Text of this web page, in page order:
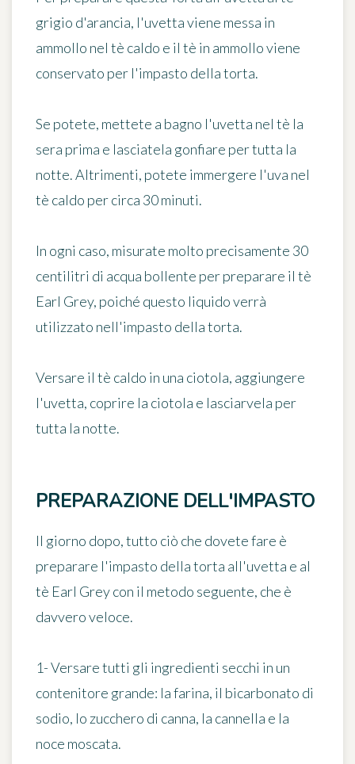
grigio d'arancia, l'uvetta viene messa in
ammollo nel tè caldo e il tè in ammollo viene
conservato per l'impasto della torta.
Se potete, mettete a bagno l'uvetta nel tè la
sera prima e lasciatela gonfiare per tutta la
notte. Altrimenti, potete immergere l'uva nel
tè caldo per circa 30 minuti.
In ogni caso, misurate molto precisamente 30
centilitri di acqua bollente per preparare il tè
Earl Grey, poiché questo liquido verrà
utilizzato nell'impasto della torta.
Versare il tè caldo in una ciotola, aggiungere
l'uvetta, coprire la ciotola e lasciarvela per
tutta la notte.
PREPARAZIONE DELL'IMPASTO
Il giorno dopo, tutto ciò che dovete fare è
preparare l'impasto della torta all'uvetta e al
tè Earl Grey con il metodo seguente, che è
davvero veloce.
1- Versare tutti gli ingredienti secchi in un
contenitore grande: la farina, il bicarbonato di
sodio, lo zucchero di canna, la cannella e la
noce moscata.